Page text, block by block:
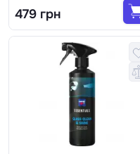
479 грн